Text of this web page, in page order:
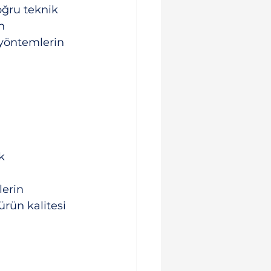
teknik
yöntemlerin
kalitesi